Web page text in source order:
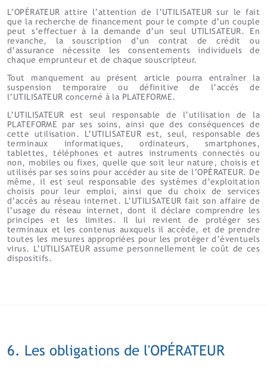
L’OPÉRATEUR attire l’attention de l’UTILISATEUR sur le fait
que la recherche de financement pour le compte d’un couple
peut s’effectuer à la demande d’un seul UTILISATEUR. En
revanche, la souscription d’un contrat de crédit ou
d’assurance nécessite les consentements individuels de
chaque emprunteur et de chaque souscripteur.
Tout manquement au présent article pourra entraîner la
suspension temporaire ou définitive de l’accès de
l’UTILISATEUR concerné à la PLATEFORME.
L’UTILISATEUR est seul responsable de l’utilisation de la
PLATEFORME par ses soins, ainsi que des conséquences de
cette utilisation. L’UTILISATEUR est, seul, responsable des
terminaux informatiques, ordinateurs, smartphones,
tablettes, téléphones et autres instruments connectés ou
non, mobiles ou fixes, quelle que soit leur nature, choisis et
utilisés par ses soins pour accéder au site de l’OPÉRATEUR. De
même, il est seul responsable des systèmes d’exploitation
choisis pour leur emploi, ainsi que du choix de services
d’accès au réseau internet. L’UTILISATEUR fait son affaire de
l’usage du réseau internet, dont il déclare comprendre les
principes et les limites. Il lui revient de protéger ses
terminaux et les contenus auxquels il accède, et de prendre
toutes les mesures appropriées pour les protéger d’éventuels
virus. L’UTILISATEUR assume personnellement le coût de ces
dispositifs.
6. Les obligations de l'OPÉRATEUR